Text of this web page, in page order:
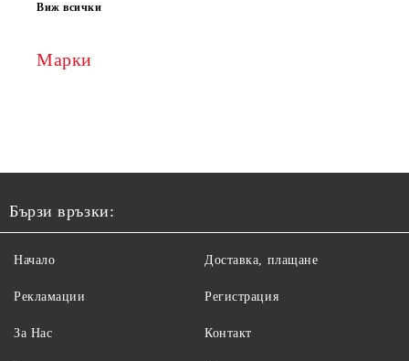
Виж всички
Марки
Бързи връзки:
Начало
Рекламации
За Нас
Доставка, плащане
Регистрация
Контакт